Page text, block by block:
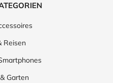
Reisen
Garten